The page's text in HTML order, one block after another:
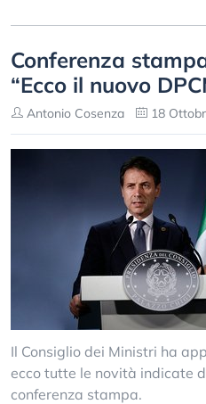
Conferenza
“Ecco il nuovo
Antonio Cosenza 18
Il Consiglio dei Ministri ha
ecco tutte le novità indicate
conferenza stampa.